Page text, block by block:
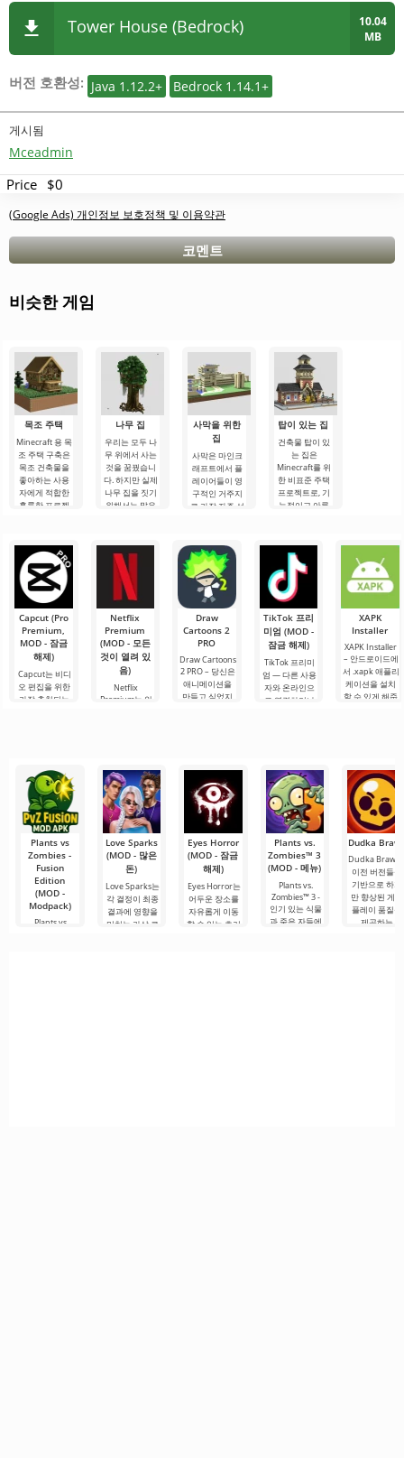
Tower House (Bedrock)
10.04
MB
버전 호환성: Java 1.12.2+ Bedrock 1.14.1+
게시됨
Mceadmin
Price $0
(Google Ads) 개인정보 보호정책 및 이용약관
코멘트
비슷한 게임
목조 주택
Minecraft 용 목
조 주택 구축은
목조 건축물을
좋아하는 사용
자에게 적합한
훌륭한 프로젝
때문에 집을 만
드는 것은 파이
처럼 쉬울 것입
니다.
나무 집
우리는 모두 나
무 위에서 사는
것을 꿈꿨습니
다. 하지만 실제
나무 집을 짓기
위해서는 많은
Minecraft 세계
에서는 이것이.
사막을 위한
집
사막은 마인크
래프트에서 플
레이어들이 영
구적인 거주지
로 가장 자주 선
하지만 이 위치
를 선택했다면,
플레이어들은
항상.
탑이 있는 집
건축물 탑이 있
는 집은
Minecraft를 위
한 비표준 주택
프로젝트로, 기
능적이고 아름
에게 인기가 있
을 것입니다. 이
주택은.
Capcut (Pro
Premium,
MOD - 잠금
해제)
Capcut는 비디
오 편집을 위한
가장 추천되는
장합니다. 많은
사용자에게 무
료 버전은 모든
편집 요구를
Netflix
Premium
(MOD - 모든
것이 열려 있
음)
Netflix
Premium는 안
있는 서비스 중
하나입니다. 이
곳에는 최신 미
디어 제품뿐만
아니라
Draw
Cartoons 2
PRO
Draw Cartoons
2 PRO – 당신은
애니메이션을
만들고 싶었지
에 달려 있습니
다. 복잡한
TikTok 프리
미엄 (MOD -
잠금 해제)
TikTok 프리미
엄 — 다른 사용
자와 온라인으
로 연결하거나
루를 시작하거
나 힘든 하루를.
XAPK
Installer
XAPK Installer
– 안드로이드에
서 .xapk 애플리
케이션을 설치
할 수 있게 해줍
시작할 수
Plants vs
Zombies -
Fusion
Edition
(MOD -
Modpack)
Plants vs
Love Sparks
(MOD - 많은
돈)
Love Sparks는
각 결정이 최종
결과에 영향을
미치는 가상 로
Eyes Horror
(MOD - 잠금
해제)
Eyes Horror는
어두운 장소를
자유롭게 이동
할 수 있는 호러
Plants vs.
Zombies™ 3
(MOD - 메뉴)
Plants vs.
Zombies™ 3 -
인기 있는 식물
과 죽은 자들에
Dudka Brawl
Dudka Brawl
이전 버전들을
기반으로 하지
만 향상된 게임
플레이 품질을
제공하는